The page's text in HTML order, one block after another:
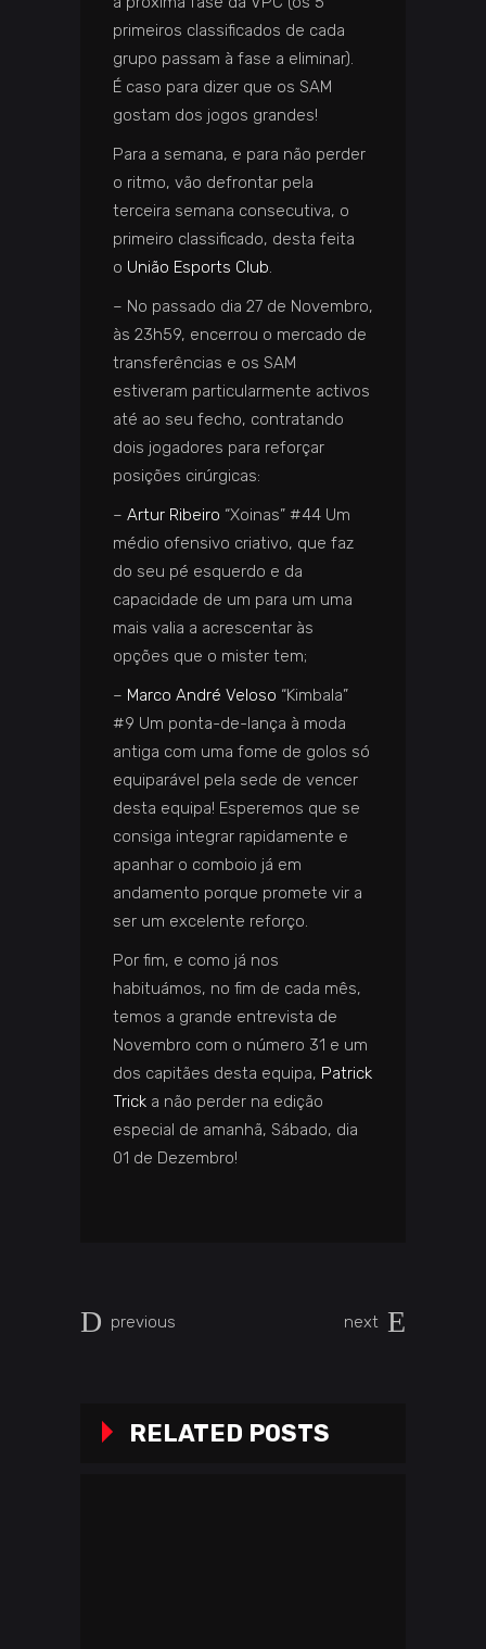
primeiros classificados de cada
grupo passam à fase a eliminar).
É caso para dizer que os SAM
gostam dos jogos grandes!
Para a semana, e para não perder
o ritmo, vão defrontar pela
terceira semana consecutiva, o
primeiro classificado, desta feita
o União Esports Club.
– No passado dia 27 de Novembro,
às 23h59, encerrou o mercado de
transferências e os SAM
estiveram particularmente activos
até ao seu fecho, contratando
dois jogadores para reforçar
posições cirúrgicas:
– Artur Ribeiro “Xoinas” #44 Um
médio ofensivo criativo, que faz
do seu pé esquerdo e da
capacidade de um para um uma
mais valia a acrescentar às
opções que o mister tem;
– Marco André Veloso “Kimbala”
#9 Um ponta-de-lança à moda
antiga com uma fome de golos só
equiparável pela sede de vencer
desta equipa! Esperemos que se
consiga integrar rapidamente e
apanhar o comboio já em
andamento porque promete vir a
ser um excelente reforço.
Por fim, e como já nos
habituámos, no fim de cada mês,
temos a grande entrevista de
Novembro com o número 31 e um
dos capitães desta equipa, Patrick
Trick a não perder na edição
especial de amanhã, Sábado, dia
01 de Dezembro!
previous next
RELATED POSTS